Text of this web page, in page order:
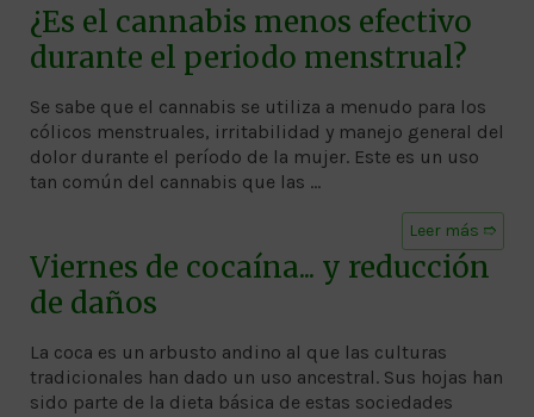
¿Es el cannabis menos efectivo
durante el periodo menstrual?
Se sabe que el cannabis se utiliza a menudo para los
cólicos menstruales, irritabilidad y manejo general del
dolor durante el período de la mujer. Este es un uso
tan común del cannabis que las …
Leer más ➱
Viernes de cocaína... y reducción
de daños
La coca es un arbusto andino al que las culturas
tradicionales han dado un uso ancestral. Sus hojas han
sido parte de la dieta básica de estas sociedades